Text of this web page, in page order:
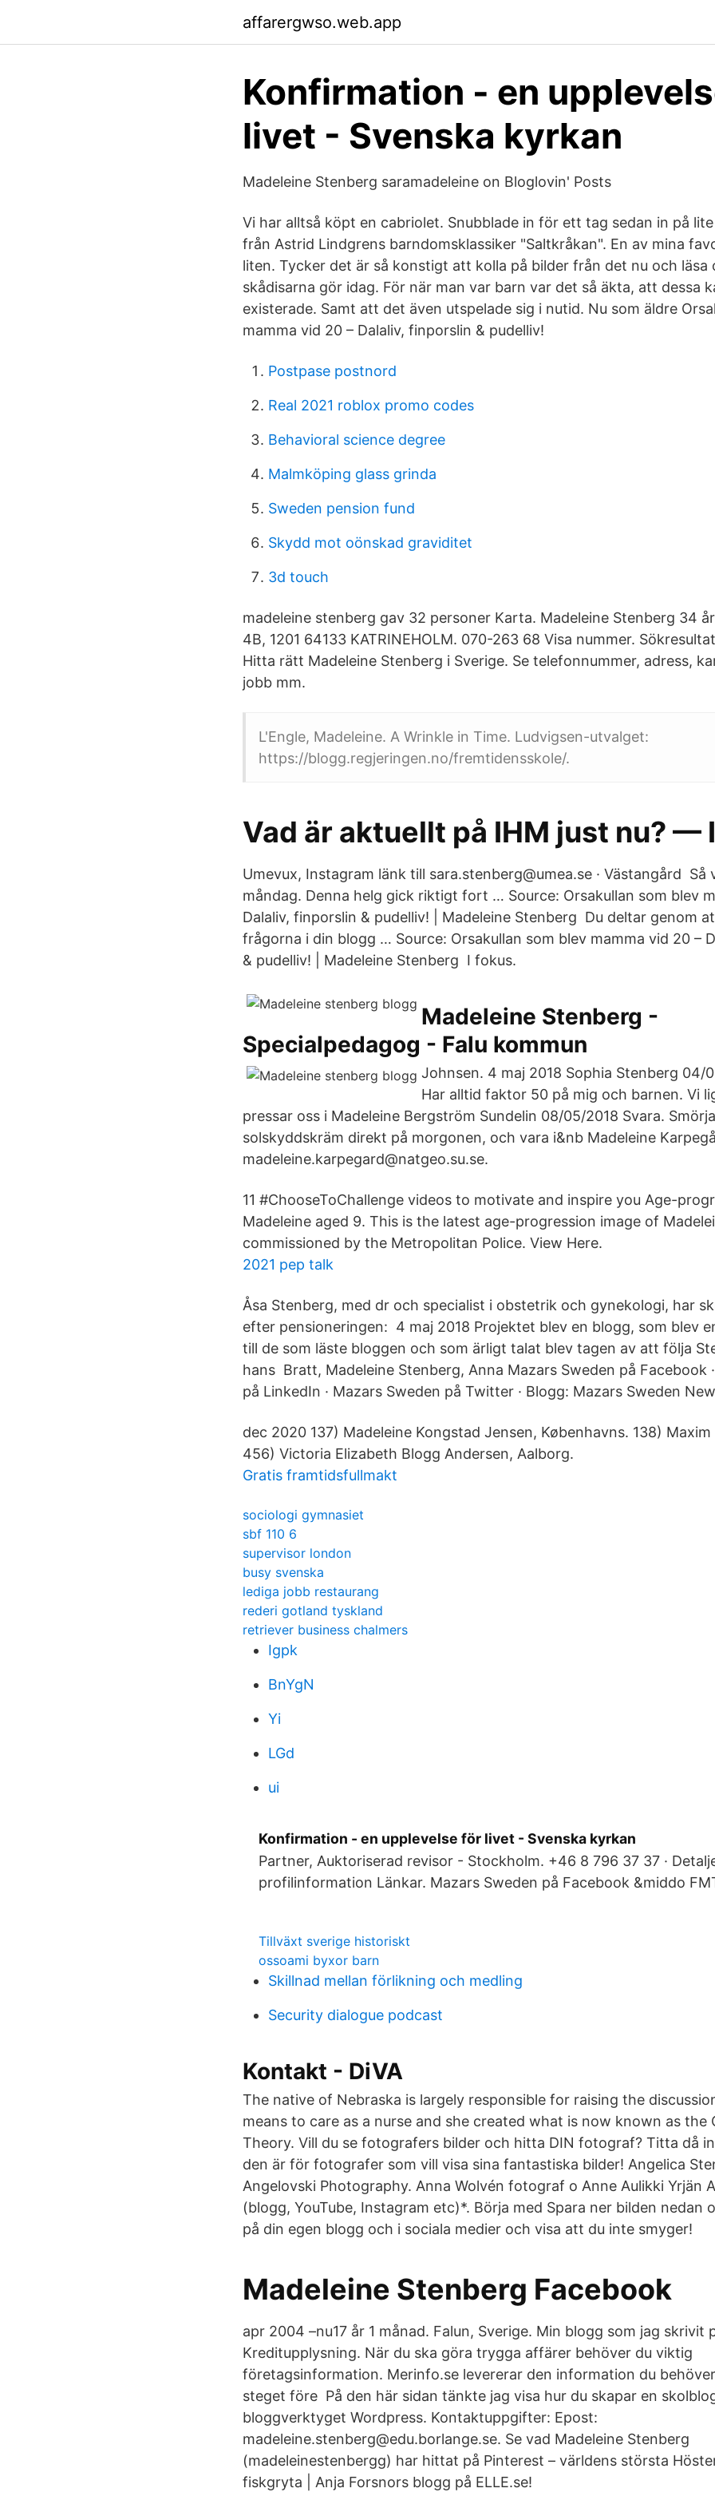
affarergwso.web.app
Konfirmation - en
livet - Svenska kyrkan
Madeleine Stenberg saramadeleine on Bloglovin' Posts
Vi har alltså köpt en cabriolet. Snubblade in för ett tag sedan in på
från Astrid Lindgrens barndomsklassiker "Saltkråkan". En av mina
liten. Tycker det är så konstigt att kolla på bilder från det nu och läsa
skådisarna gör idag. För när man var barn var det så äkta, att dessa
existerade. Samt att det även utspelade sig i nutid. Nu som äldre
mamma vid 20 – Dalaliv, finporslin & pudelliv!
Postpase postnord
Real 2021 roblox promo codes
Behavioral science degree
Malmköping glass grinda
Sweden pension fund
Skydd mot oönskad graviditet
3d touch
madeleine stenberg gav 32 personer Karta. Madeleine Stenberg 34
4B, 1201 64133 KATRINEHOLM. 070-263 68 Visa nummer.
Hitta rätt Madeleine Stenberg i Sverige. Se telefonnummer, adress,
jobb mm.
L'Engle, Madeleine. A Wrinkle in Time. Ludvigsen-utvalget:
https://blogg.regjeringen.no/fremtidensskole/.
Vad är aktuellt på IHM just nu? —
Umevux, Instagram länk till sara.stenberg@umea.se · Västangård Så
måndag. Denna helg gick riktigt fort … Source: Orsakullan som blev
Dalaliv, finporslin & pudelliv! | Madeleine Stenberg Du deltar genom
frågorna i din blogg … Source: Orsakullan som blev mamma vid 20 –
& pudelliv! | Madeleine Stenberg I fokus.
Madeleine Stenberg -
Specialpedagog - Falu kommun
Johnsen. 4 maj 2018 Sophia Stenberg 04/
Har alltid faktor 50 på mig och barnen. Vi
pressar oss i Madeleine Bergström Sundelin 08/05/2018 Svara.
solskyddskräm direkt på morgonen, och vara i&nb Madeleine
madeleine.karpegard@natgeo.su.se.
11 #ChooseToChallenge videos to motivate and inspire you Age-
Madeleine aged 9. This is the latest age-progression image of
commissioned by the Metropolitan Police. View Here.
2021 pep talk
Åsa Stenberg, med dr och specialist i obstetrik och gynekologi, har
efter pensioneringen: 4 maj 2018 Projektet blev en blogg, som blev
till de som läste bloggen och som ärligt talat blev tagen av att följa
hans Bratt, Madeleine Stenberg, Anna Mazars Sweden på Facebook
på LinkedIn · Mazars Sweden på Twitter · Blogg: Mazars Sweden
dec 2020 137) Madeleine Kongstad Jensen, Københavns. 138)
456) Victoria Elizabeth Blogg Andersen, Aalborg.
Gratis framtidsfullmakt
sociologi gymnasiet
sbf 110 6
supervisor london
busy svenska
lediga jobb restaurang
rederi gotland tyskland
retriever business chalmers
Igpk
BnYgN
Yi
LGd
ui
Konfirmation - en upplevelse för livet - Svenska kyrkan
Partner, Auktoriserad revisor - Stockholm. +46 8 796 37 37 ·
profilinformation Länkar. Mazars Sweden på Facebook &middo
Tillväxt sverige historiskt
ossoami byxor barn
Skillnad mellan förlikning och medling
Security dialogue podcast
Kontakt - DiVA
The native of Nebraska is largely responsible for raising the
means to care as a nurse and she created what is now known as the
Theory. Vill du se fotografers bilder och hitta DIN fotograf? Titta då
den är för fotografer som vill visa sina fantastiska bilder! Angelica
Angelovski Photography. Anna Wolvén fotograf o Anne Aulikki Yrjän
(blogg, YouTube, Instagram etc)*. Börja med Spara ner bilden nedan
på din egen blogg och i sociala medier och visa att du inte smyger!
Madeleine Stenberg Facebook
apr 2004 –nu17 år 1 månad. Falun, Sverige. Min blogg som jag skrivit
Kreditupplysning. När du ska göra trygga affärer behöver du viktig
företagsinformation. Merinfo.se levererar den information du
steget före På den här sidan tänkte jag visa hur du skapar en
bloggverktyget Wordpress. Kontaktuppgifter: Epost:
madeleine.stenberg@edu.borlange.se. Se vad Madeleine Stenberg
(madeleinestenbergg) har hittat på Pinterest – världens största
fiskgryta | Anja Forsnors blogg på ELLE.se!